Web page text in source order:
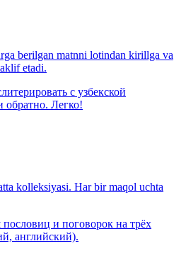
berilgan matnni lotindan kirillga va
etadi.
с узбекской
Легко!
kolleksiyasi. Har bir maqol uchta
и поговорок на трёх
английский).